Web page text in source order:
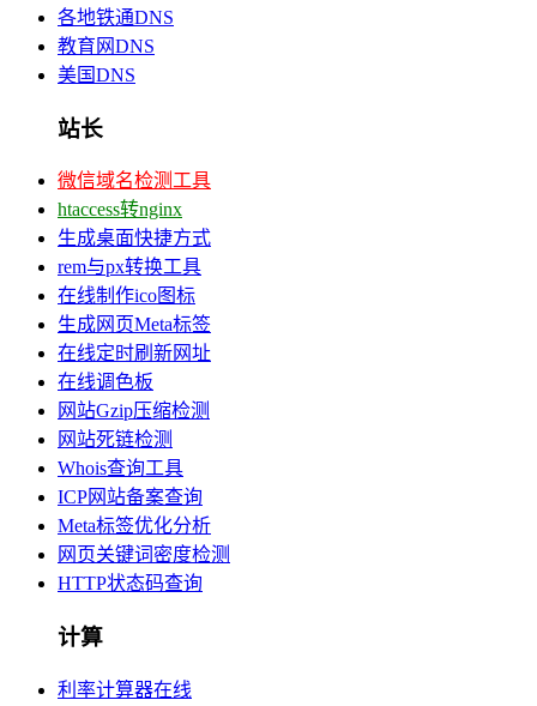
各地铁通DNS
教育网DNS
美国DNS
站长
微信域名检测工具
htaccess转nginx
生成桌面快捷方式
rem与px转换工具
在线制作ico图标
生成网页Meta标签
在线定时刷新网址
在线调色板
网站Gzip压缩检测
网站死链检测
Whois查询工具
ICP网站备案查询
Meta标签优化分析
网页关键词密度检测
HTTP状态码查询
计算
利率计算器在线